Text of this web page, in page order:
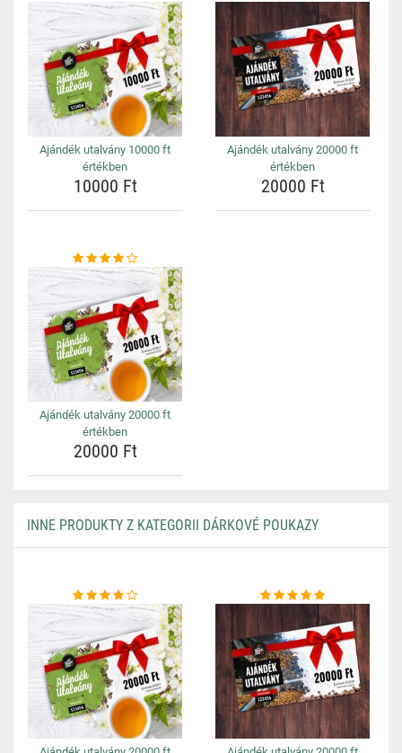
Ajándék utalvány 10000 ft
értékben
10000 Ft
Ajándék utalvány 20000 ft
értékben
20000 Ft
Ajándék utalvány 20000 ft
értékben
20000 Ft
INNE PRODUKTY Z KATEGORII DÁRKOVÉ POUKAZY